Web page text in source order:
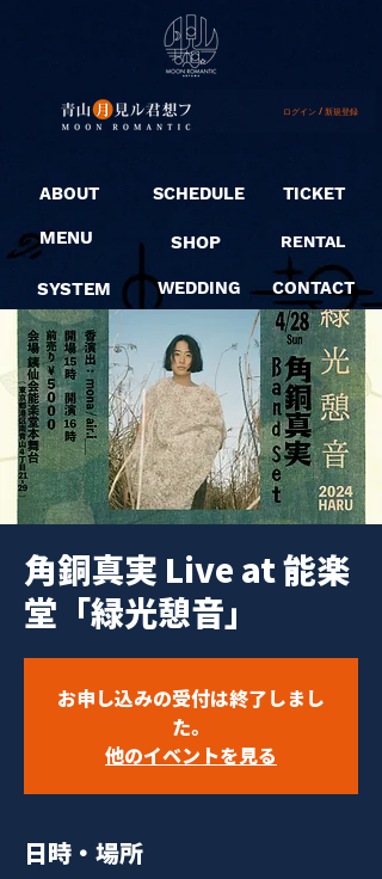
ログイン / 新規登録
ABOUT
MENU
SYSTEM
SCHEDULE
SHOP
WEDDING
TICKET
RENTAL
CONTACT
角銅真実 Live at 能楽
堂「緑光憩音」
お申し込みの受付は終了しまし
た。
他のイベントを見る
日時・場所